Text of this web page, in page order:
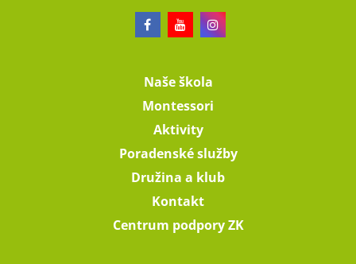
Naše škola
Montessori
Aktivity
Poradenské služby
Družina a klub
Kontakt
Centrum podpory ZK